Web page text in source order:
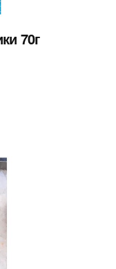
70г